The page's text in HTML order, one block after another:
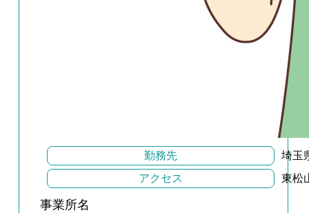
勤務先
埼玉
アクセス
東松
事業所名